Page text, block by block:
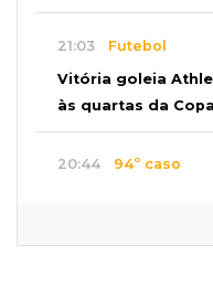
21:03 Futebol
Vitória goleia
às quartas da
20:44 94º caso